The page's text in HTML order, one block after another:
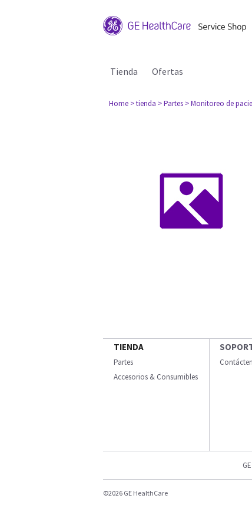
Tienda Ofertas
Home > tienda > Partes > Monitoreo de
TIENDA
Partes
Accesorios & Consumibles
©2026 GE HealthCare